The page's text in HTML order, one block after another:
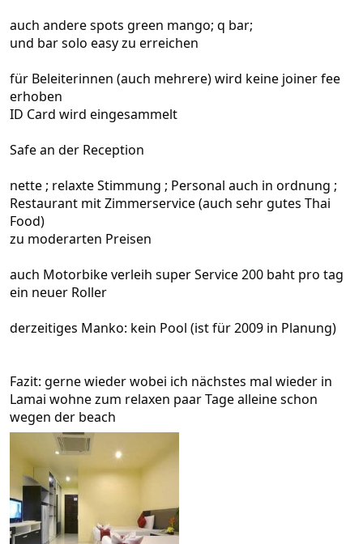
auch andere spots green mango; q bar;
und bar solo easy zu erreichen
für Beleiterinnen (auch mehrere) wird keine joiner fee
erhoben
ID Card wird eingesammelt
Safe an der Reception
nette ; relaxte Stimmung ; Personal auch in ordnung ;
Restaurant mit Zimmerservice (auch sehr gutes Thai
Food)
zu moderarten Preisen
auch Motorbike verleih super Service 200 baht pro tag
ein neuer Roller
derzeitiges Manko: kein Pool (ist für 2009 in Planung)
Fazit: gerne wieder wobei ich nächstes mal wieder in
Lamai wohne zum relaxen paar Tage alleine schon
wegen der beach